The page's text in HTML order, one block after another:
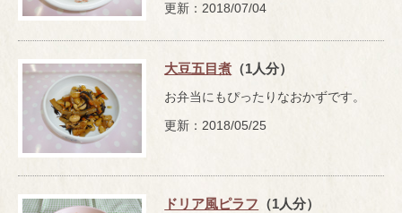
更新：2018/07/04
大豆五目煮 （1人分）
お弁当にもぴったりなおかずです。
更新：2018/05/25
ドリア風ピラフ （1人分）